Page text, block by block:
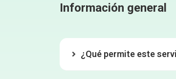
Información general
¿Qué permite este